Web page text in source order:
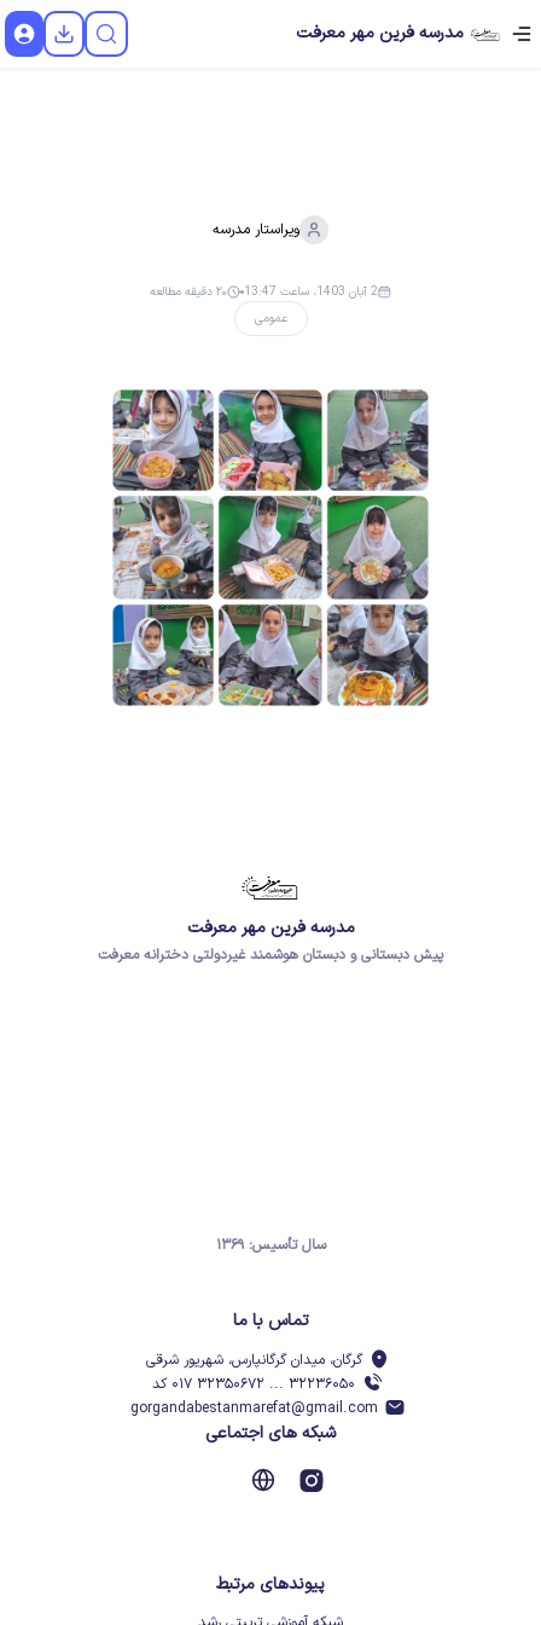
مدرسه فرین مهر معرفت
ویراستار مدرسه
عمومی
2 آبان 1403، ساعت 13:47 ۲۰ دقیقه مطالعه
مدرسه فرین مهر معرفت
پیش دبستانی و دبستان هوشمند غیردولتی دخترانه معرفت
سال تأسیس: ۱۳۶۹
تماس با ما
گرگان، میدان گرگانپارس، شهریور شرقی
۳۲۲۳۶۰۵۰ ... ۳۲۳۵۰۶۷۲ ۰۱۷ کد
gorgandabestanmarefat@gmail.com
شبکه های اجتماعی
پیوندهای مرتبط